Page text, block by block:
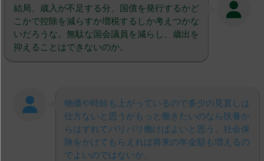
結局、歳入が不足する分、国債を発行するかど
こかで控除を減らすか増税するしか考えつかな
いだろうな。無駄な国会議員を減らし、歳出を
抑えることはできないのか。
物価や時給も上がっているので多少の見直しは
仕方ないと思うがもっと働きたいのなら扶養か
らはずれてバリバリ働けばよいと思う。社会保
険をかけてもらえれば将来の年金額も増えるの
でよいのではないか。